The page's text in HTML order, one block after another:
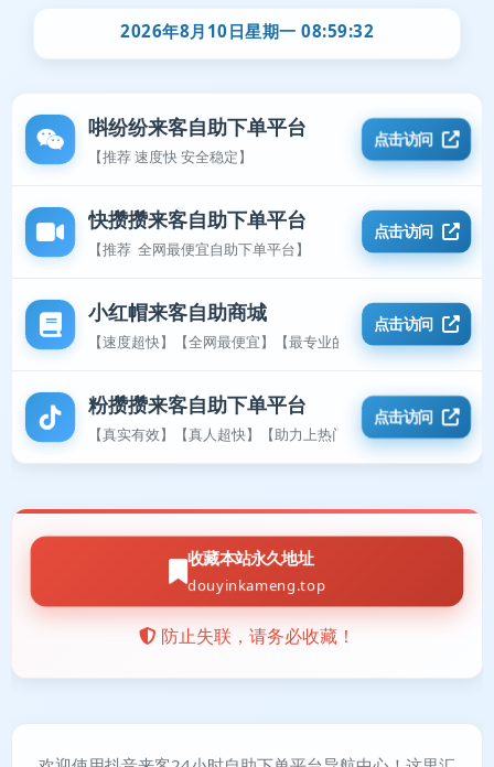
2026年8月10日星期一 08:59:32
唞纷纷来客自助下单平台
【推荐 速度快 安全稳定】
点击访问
快攒攒来客自助下单平台
【推荐 全网最便宜自助下单平台】
点击访问
小红帽来客自助商城
【速度超快】【全网最便宜】【最专业的平台】
点击访问
粉攒攒来客自助下单平台
【真实有效】【真人超快】【助力上热门】
点击访问
收藏本站永久地址
douyinkameng.top
防止失联，请务必收藏！